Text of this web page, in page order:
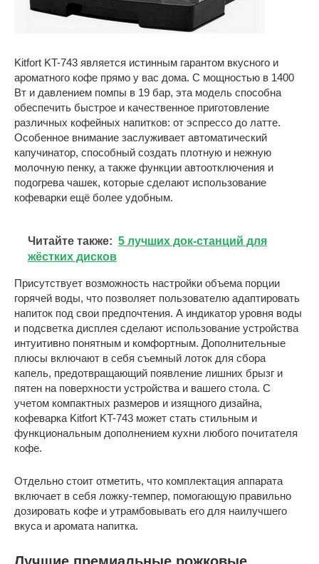
Kitfort KT-743 является истинным гарантом вкусного и
ароматного кофе прямо у вас дома. С мощностью в 1400
Вт и давлением помпы в 19 бар, эта модель способна
обеспечить быстрое и качественное приготовление
различных кофейных напитков: от эспрессо до латте.
Особенное внимание заслуживает автоматический
капучинатор, способный создать плотную и нежную
молочную пенку, а также функции автоотключения и
подогрева чашек, которые сделают использование
кофеварки ещё более удобным.
Читайте также: 5 лучших док-станций для
жёстких дисков
Присутствует возможность настройки объема порции
горячей воды, что позволяет пользователю адаптировать
напиток под свои предпочтения. А индикатор уровня воды
и подсветка дисплея сделают использование устройства
интуитивно понятным и комфортным. Дополнительные
плюсы включают в себя съемный лоток для сбора
капель, предотвращающий появление лишних брызг и
пятен на поверхности устройства и вашего стола. С
учетом компактных размеров и изящного дизайна,
кофеварка Kitfort KT-743 может стать стильным и
функциональным дополнением кухни любого почитателя
кофе.
Отдельно стоит отметить, что комплектация аппарата
включает в себя ложку-темпер, помогающую правильно
дозировать кофе и утрамбовывать его для наилучшего
вкуса и аромата напитка.